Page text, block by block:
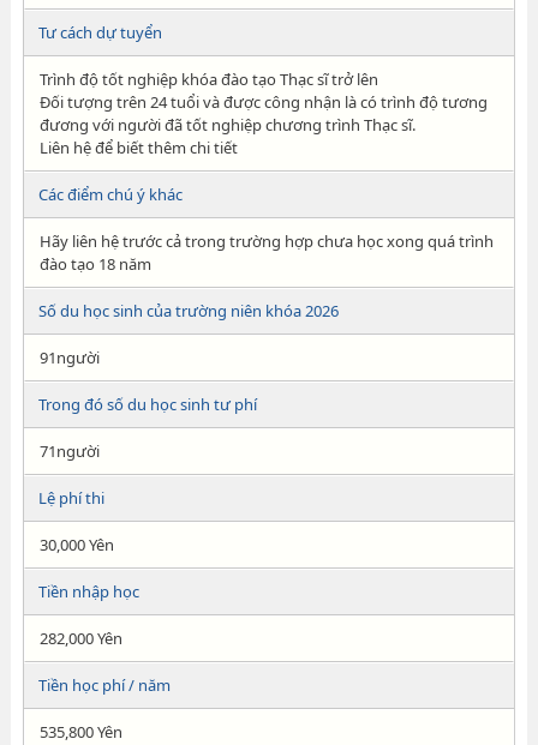
Tư cách dự tuyển
Trình độ tốt nghiệp khóa đào tạo Thạc sĩ trở lên
Đối tượng trên 24 tuổi và được công nhận là có trình độ tương
đương với người đã tốt nghiệp chương trình Thạc sĩ.
Liên hệ để biết thêm chi tiết
Các điểm chú ý khác
Hãy liên hệ trước cả trong trường hợp chưa học xong quá trình
đào tạo 18 năm
Số du học sinh của trường niên khóa 2026
91người
Trong đó số du học sinh tư phí
71người
Lệ phí thi
30,000 Yên
Tiền nhập học
282,000 Yên
Tiền học phí / năm
535,800 Yên